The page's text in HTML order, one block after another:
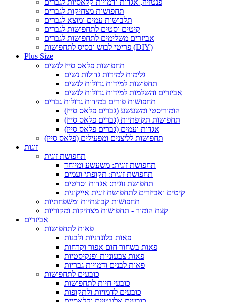
פנטזיה, אגדות ודמויות קלאסיות לגברים
תחפושות מצחיקות לגברים
תלבושות עמים ומוצא לגברים
קיטים וסטים לתחפושות לגברים
אביזרים משלימים לתחפושות לגברים
פריטי לבוש ובסיס לתחפושות (DIY)
Plus Size
תחפושות פלאס סייז לנשים
גלימות למידות גדולות נשים
תחפושות למידות גדולות לנשים
אביזרים והשלמות למידות גדולות לנשים
תחפושות פורים במידות גדולות גברים
הומוריסטי ומשעשע (גברים פלאס סייז)
תחפושות תקופתיות (גברים פלאס סייז)
אגדות ועמים (גברים פלאס סייז)
תחפושות לליצנים ומפעילים (פלאס סייז)
זוגות
תחפושת זוגית
תחפושת זוגית: משעשע ומיוחד
תחפושת זוגית: תקופתי ועמים
תחפושת זוגית: אגדות וסרטים
קיטים ואביזרים לתחפושת זוגית אייקונית
תחפושות קבוצתיות ומשפחתיות
קצת הומור - תחפושות מצחיקות ומקוריות
אביזרים
פאות לתחפושות
פאות בלונדניות ולבנות
פאות בשחור חום אפור וקרחות
פאות צבעוניות ופנקיסטיות
פאות לבנים ודמויות גבריות
כובעים לתחפושות
כובעי חיות לתחפושות
כובעים לדמויות ולתקופות